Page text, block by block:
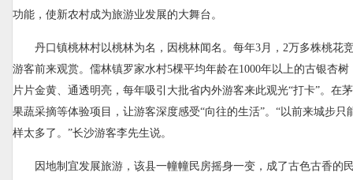
功能，使新农村成为旅游业发展的大舞台。
丹口镇桃林村以桃林为名，因桃林闻名。每年3月，2万多株桃花
游客前来观赏。儒林镇罗家水村5棵平均年龄在1000年以上的古银杏
片片金黄、通透明亮，每年吸引大批省内外游客来此观光“打卡”。在
果蔬采摘等体验项目，让游客深度感受“向往的生活”。“以前来城步只
样太多了。”长沙游客李先生说。
因地制宜发展旅游，该县一幢幢民房摇身一变，成了古色古香的